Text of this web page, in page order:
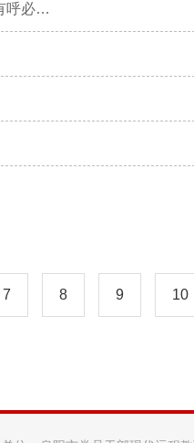
刘玉杰在市委书记领衔督办市政协重点提案办理协商会上强调 持续擦亮“无事不扰、有呼必应”满意“阜”务营商环境品牌
7 8 9 10